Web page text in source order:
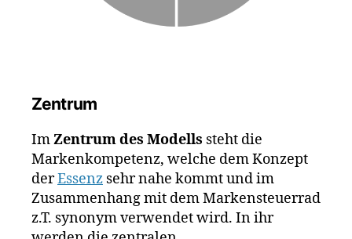
Zentrum
ImZentrum des Modells steht die
Markenkompetenz, welche dem Konzept
derEssenz sehr nahe kommt und im
Zusammenhang mit dem Markensteuerrad
z.T. synonym verwendet wird. In ihr